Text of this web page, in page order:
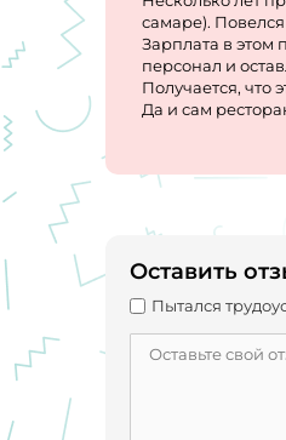
самаре).
Зарплата в этом
персонал и
Получается, что
Да и сам
Оставить
Пытался